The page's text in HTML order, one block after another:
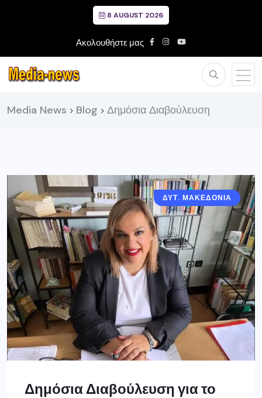
8 AUGUST 2026
Ακολουθήστε μας
Media News > Blog > Δημόσια Διαβούλευση
ΔΥΤ. ΜΑΚΕΔΟΝΙΑ
Δημόσια Διαβούλευση για το